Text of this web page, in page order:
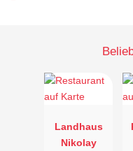
Landhaus
Nikolay